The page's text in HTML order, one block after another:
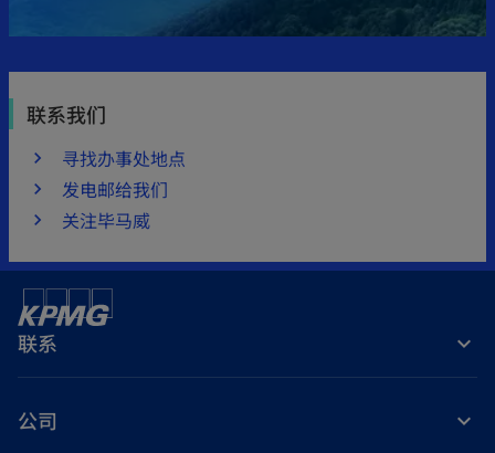
联系我们
寻找办事处地点
发电邮给我们
关注毕马威
联系
公司